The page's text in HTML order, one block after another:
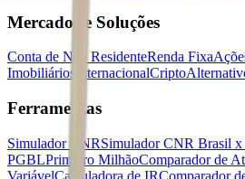
Mercados e Soluções
Conta de Não ResidenteRenda Fixa
Imobiliários
InternacionalCripto
Ferramentas
Simulador CNRSimulador CNR Brasil
PGBLPrimeiro MilhãoComparador de
VariávelCalculadora de IRComparador